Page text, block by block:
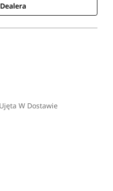
W Dostawie